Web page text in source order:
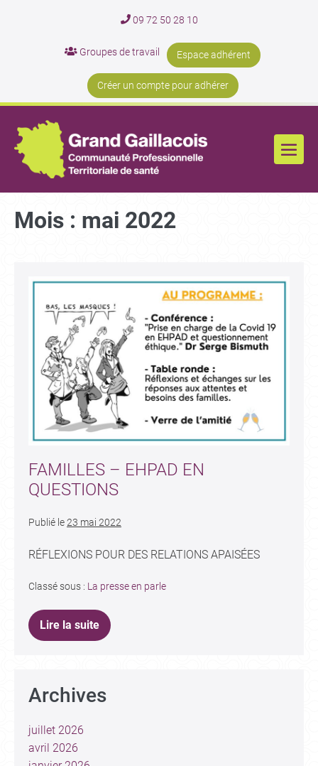
09 72 50 28 10
Groupes de travail Espace adhérent
Créer un compte pour adhérer
Mois : mai 2022
FAMILLES – EHPAD EN
QUESTIONS
Publié le23 mai 2022
RÉFLEXIONS POUR DES RELATIONS APAISÉES
Classé sous : La presse en parle
Lire la suite
Archives
juillet 2026
avril 2026